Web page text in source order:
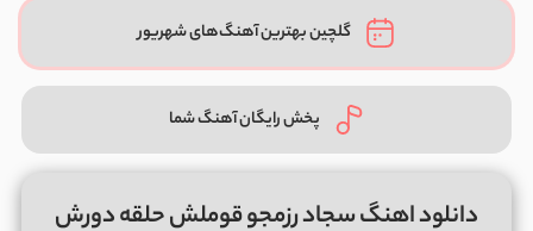
گلچین بهترین آهنگ‌های شهریور
پخش رایگان آهنگ شما
دانلود اهنگ سجاد رزمجو قوملش حلقه دورش